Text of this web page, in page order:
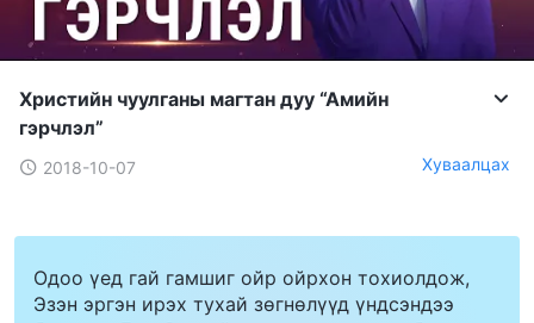
Христийн чуулганы магтан дуу “Амийн
гэрчлэл”
2018-10-07 Хуваалцах
Одоо үед гай гамшиг ойр ойрхон тохиолдож,
Эзэн эргэн ирэх тухай зөгнөлүүд үндсэндээ